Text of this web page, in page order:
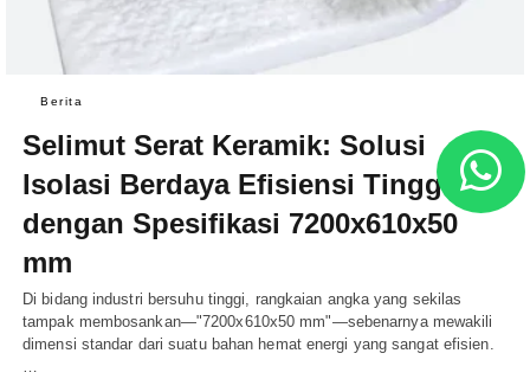
Berita
Selimut Serat Keramik: Solusi
Isolasi Berdaya Efisiensi Tinggi
dengan Spesifikasi 7200x610x50
mm
Di bidang industri bersuhu tinggi, rangkaian angka yang sekilas
tampak membosankan—"7200x610x50 mm"—sebenarnya mewakili
dimensi standar dari suatu bahan hemat energi yang sangat efisien.